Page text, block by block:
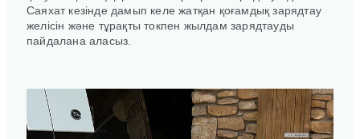
Саяхат кезінде дамып келе жатқан қоғамдық зарядтау
желісін және тұрақты токпен жылдам зарядтауды
пайдалана аласыз.